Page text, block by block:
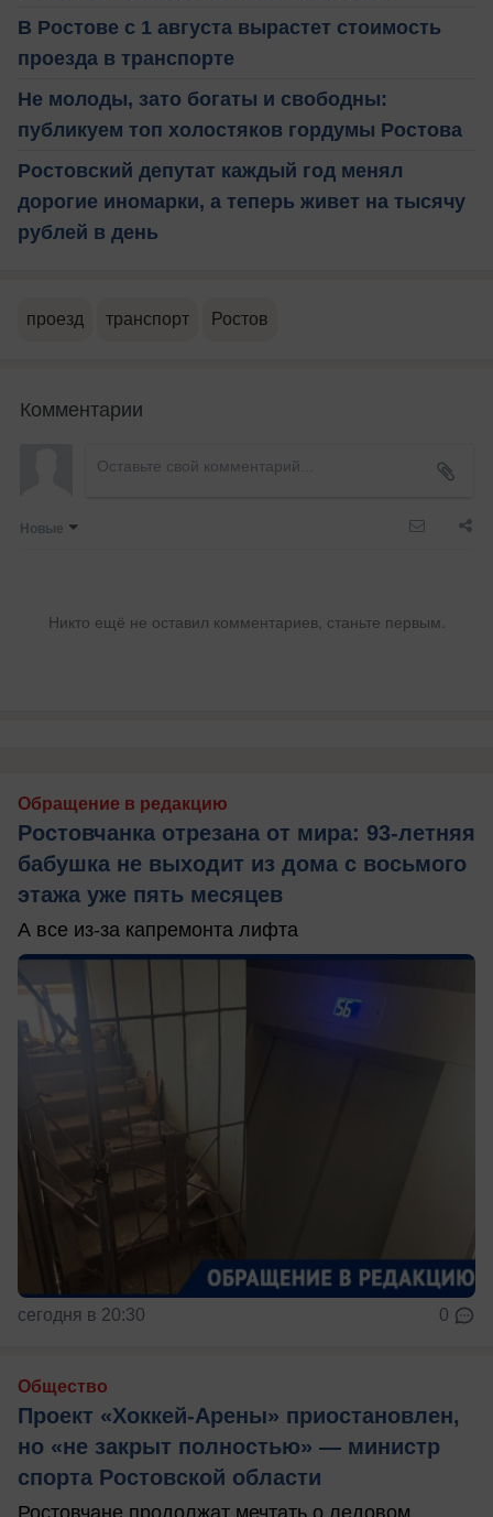
В Ростове с 1 августа вырастет стоимость
проезда в транспорте
Не молоды, зато богаты и свободны:
публикуем топ холостяков гордумы Ростова
Ростовский депутат каждый год менял
дорогие иномарки, а теперь живет на тысячу
рублей в день
проезд транспорт Ростов
Комментарии
Новые
Никто ещё не оставил комментариев, станьте первым.
Обращение в редакцию
Ростовчанка отрезана от мира: 93-летняя
бабушка не выходит из дома с восьмого
этажа уже пять месяцев
А все из-за капремонта лифта
сегодня в 20:30 0
Общество
Проект «Хоккей-Арены» приостановлен,
но «не закрыт полностью» — министр
спорта Ростовской области